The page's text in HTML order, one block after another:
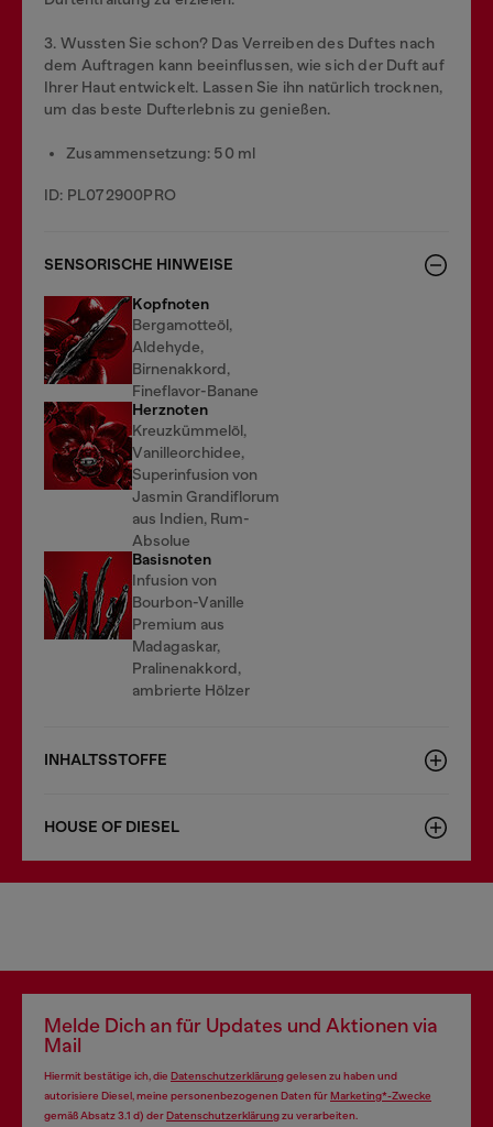
3. Wussten Sie schon? Das Verreiben des Duftes nach
dem Auftragen kann beeinflussen, wie sich der Duft auf
Ihrer Haut entwickelt. Lassen Sie ihn natürlich trocknen,
um das beste Dufterlebnis zu genießen.
Zusammensetzung: 50 ml
ID: PL072900PRO
SENSORISCHE HINWEISE
Kopfnoten
Bergamotteöl,
Aldehyde,
Birnenakkord,
Fineflavor-Banane
Herznoten
Kreuzkümmelöl,
Vanilleorchidee,
Superinfusion von
Jasmin Grandiflorum
aus Indien, Rum-
Absolue
Basisnoten
Infusion von
Bourbon-Vanille
Premium aus
Madagaskar,
Pralinenakkord,
ambrierte Hölzer
INHALTSSTOFFE
HOUSE OF DIESEL
Melde Dich an für Updates und Aktionen via
Mail
Hiermit bestätige ich, die Datenschutzerklärunggelesen zu haben und
autorisiere Diesel, meine personenbezogenen Daten fürMarketing*-Zwecke
gemäß Absatz 3.1 d) derDatenschutzerklärungzu verarbeiten.